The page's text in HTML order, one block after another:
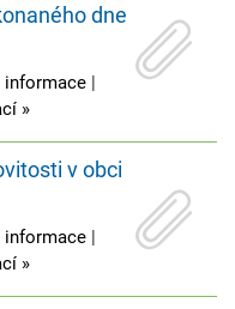
dne
informace |
»
v obci
informace |
»